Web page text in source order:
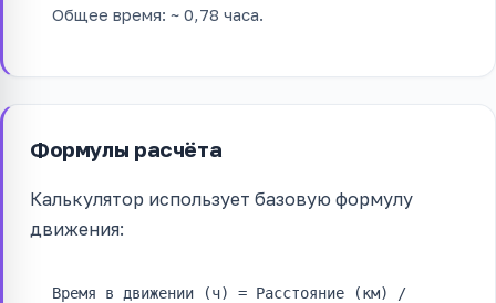
Общее время: ~ 0,78 часа.
Формулы расчёта
Калькулятор использует базовую формулу
движения:
Время в движении (ч) = Расстояние (км) /